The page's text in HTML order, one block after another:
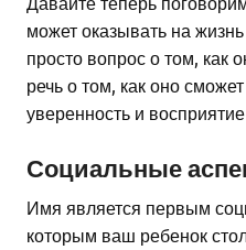
может оказывать на
просто вопрос о том, как
речь о том, как оно
уверенность и
Социальные
Имя является первым
которым ваш ребенок